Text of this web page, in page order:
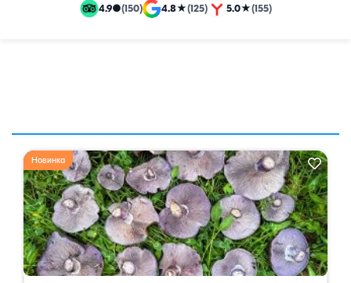
4.9●(150) 4.8★(125) 5.0★(155)
Новинка